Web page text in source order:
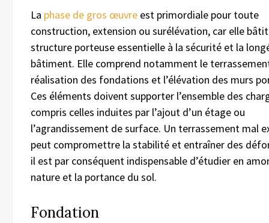
La phase de gros œuvre est primordiale pour toute
construction, extension ou surélévation, car elle
structure porteuse essentielle à la sécurité et la
bâtiment. Elle comprend notamment le
réalisation des fondations et l’élévation des murs
Ces éléments doivent supporter l’ensemble des
compris celles induites par l’ajout d’un étage ou
l’agrandissement de surface. Un terrassement mal
peut compromettre la stabilité et entraîner des
il est par conséquent indispensable d’étudier en
nature et la portance du sol.
Fondation